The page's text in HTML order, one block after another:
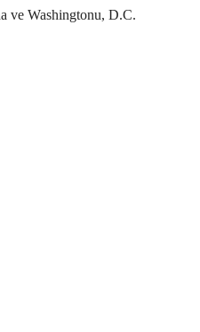
ve Washingtonu, D.C.